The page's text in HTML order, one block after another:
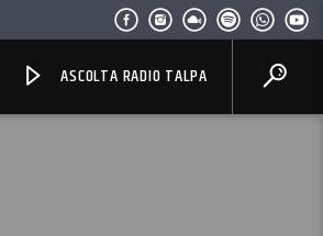
ASCOLTA RADIO TALPA